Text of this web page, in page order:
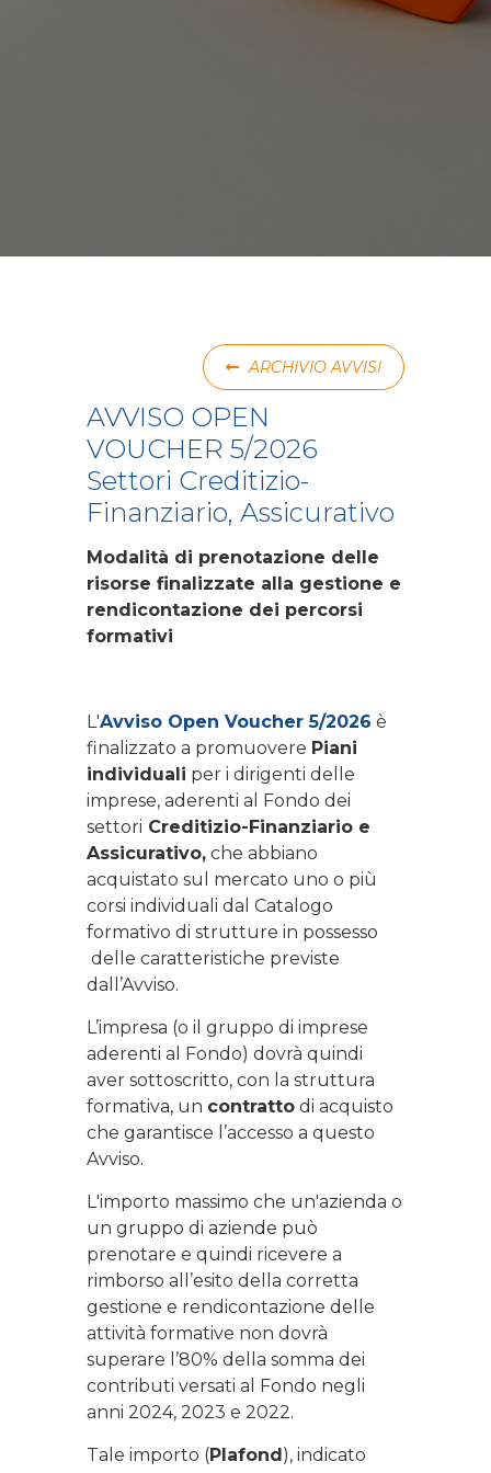
ARCHIVIO AVVISI
AVVISO OPEN
VOUCHER 5/2026
Settori Creditizio-
Finanziario, Assicurativo
Modalità di prenotazione delle
risorse finalizzate alla gestione e
rendicontazione dei percorsi
formativi
L'Avviso Open Voucher 5/2026 è
finalizzato a promuovere Piani
individuali per i dirigenti delle
imprese, aderenti al Fondo dei
settori Creditizio-Finanziario e
Assicurativo, che abbiano
acquistato sul mercato uno o più
corsi individuali dal Catalogo
formativo di strutture in possesso
delle caratteristiche previste
dall’Avviso.
L’impresa (o il gruppo di imprese
aderenti al Fondo) dovrà quindi
aver sottoscritto, con la struttura
formativa, un contratto di acquisto
che garantisce l’accesso a questo
Avviso.
L'importo massimo che un'azienda o
un gruppo di aziende può
prenotare e quindi ricevere a
rimborso all’esito della corretta
gestione e rendicontazione delle
attività formative non dovrà
superare l’80% della somma dei
contributi versati al Fondo negli
anni 2024, 2023 e 2022.
Tale importo (Plafond), indicato